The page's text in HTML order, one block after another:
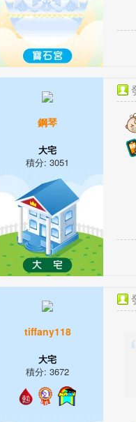
鋼琴
大宅
積分: 3051
tiffany118
大宅
積分: 3672